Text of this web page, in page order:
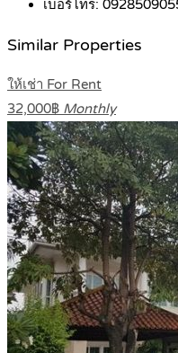
เบอร์โทร:
Similar Properties
ให้เช่า For Rent
32,000฿ Monthly